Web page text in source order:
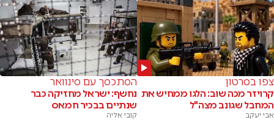
צפו בסרטון
קרויזר מכה שוב: הלגו ממחיש את
המחבל שגונב מצה"ל
אבי יעקב
הסתכסך עם סינוואר
נחשף: ישראל מחזיקה כבר
שנתיים בבכיר חמאס
קובי אליה